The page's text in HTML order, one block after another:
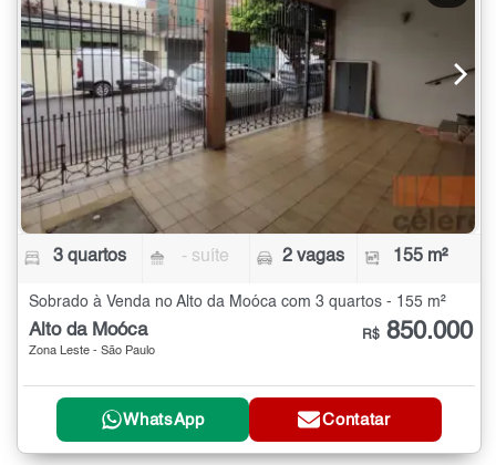
3 quartos - suíte 2 vagas 155 m²
Sobrado à Venda no Alto da Moóca com 3 quartos - 155 m²
Alto da Moóca
Zona Leste - São Paulo
R$ 850.000
WhatsApp Contatar